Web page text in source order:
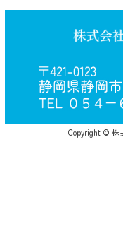
Copyright © 株